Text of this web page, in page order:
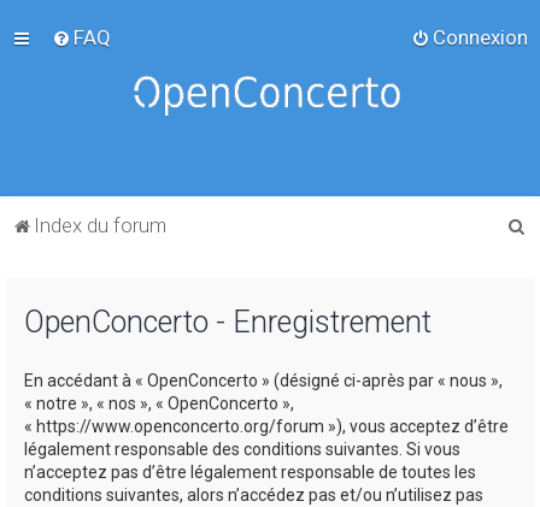
FAQ Connexion
Index du forum
OpenConcerto - Enregistrement
En accédant à « OpenConcerto » (désigné ci-après par « nous »,
« notre », « nos », « OpenConcerto »,
« https://www.openconcerto.org/forum »), vous acceptez d’être
légalement responsable des conditions suivantes. Si vous
n’acceptez pas d’être légalement responsable de toutes les
conditions suivantes, alors n’accédez pas et/ou n’utilisez pas